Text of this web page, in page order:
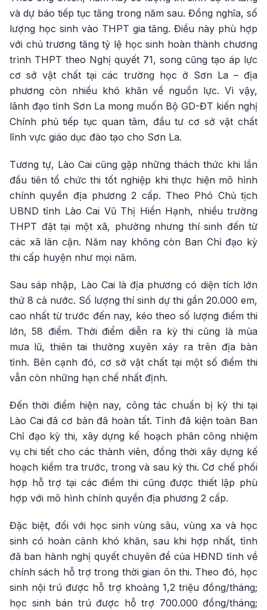
và dự báo tiếp tục tăng trong năm sau. Đồng nghĩa, số
lượng học sinh vào THPT gia tăng. Điều này phù hợp
với chủ trương tăng tỷ lệ học sinh hoàn thành chương
trình THPT theo Nghị quyết 71, song cũng tạo áp lực
cơ sở vật chất tại các trường học ở Sơn La – địa
phương còn nhiều khó khăn về nguồn lực. Vì vậy,
lãnh đạo tỉnh Sơn La mong muốn Bộ GD-ĐT kiến nghị
Chính phủ tiếp tục quan tâm, đầu tư cơ sở vật chất
lĩnh vực giáo dục đào tạo cho Sơn La.
Tương tự, Lào Cai cũng gặp những thách thức khi lần
đầu tiên tổ chức thi tốt nghiệp khi thực hiện mô hình
chính quyền địa phương 2 cấp. Theo Phó Chủ tịch
UBND tỉnh Lào Cai Vũ Thị Hiền Hạnh, nhiều trường
THPT đặt tại một xã, phường nhưng thí sinh đến từ
các xã lân cận. Năm nay không còn Ban Chỉ đạo kỳ
thi cấp huyện như mọi năm.
Sau sáp nhập, Lào Cai là địa phương có diện tích lớn
thứ 8 cả nước. Số lượng thí sinh dự thi gần 20.000 em,
cao nhất từ trước đến nay, kéo theo số lượng điểm thi
lớn, 58 điểm. Thời điểm diễn ra kỳ thi cũng là mùa
mưa lũ, thiên tai thường xuyên xảy ra trên địa bàn
tỉnh. Bên cạnh đó, cơ sở vật chất tại một số điểm thi
vẫn còn những hạn chế nhất định.
Đến thời điểm hiện nay, công tác chuẩn bị kỳ thi tại
Lào Cai đã cơ bản đã hoàn tất. Tỉnh đã kiện toàn Ban
Chỉ đạo kỳ thi, xây dựng kế hoạch phân công nhiệm
vụ chi tiết cho các thành viên, đồng thời xây dựng kế
hoạch kiểm tra trước, trong và sau kỳ thi. Cơ chế phối
hợp hỗ trợ tại các điểm thi cũng được thiết lập phù
hợp với mô hình chính quyền địa phương 2 cấp.
Đặc biệt, đối với học sinh vùng sâu, vùng xa và học
sinh có hoàn cảnh khó khăn, sau khi hợp nhất, tỉnh
đã ban hành nghị quyết chuyên đề của HĐND tỉnh về
chính sách hỗ trợ trong thời gian ôn thi. Theo đó, học
sinh nội trú được hỗ trợ khoảng 1,2 triệu đồng/tháng;
học sinh bán trú được hỗ trợ 700.000 đồng/tháng;